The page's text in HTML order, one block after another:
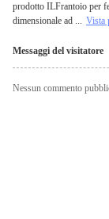
prodotto ILFrantoio per
dimensionale ad ... Vista
Messaggi del visitatore
Nessun commento